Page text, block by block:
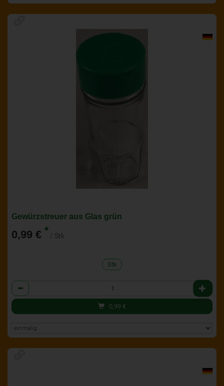
Gewürzstreuer aus Glas grün
0,99 € * / Stk
Stk
Anzahl
0,99 €